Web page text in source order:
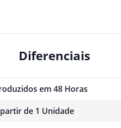
Diferenciais
em 48 Horas
de 1 Unidade